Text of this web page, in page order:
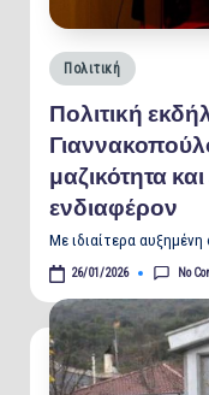
Posted
in
Πολιτική
Πολιτική
μαζικότητα
ενδιαφέρον
Με ιδιαίτερα
26/01/2026 No